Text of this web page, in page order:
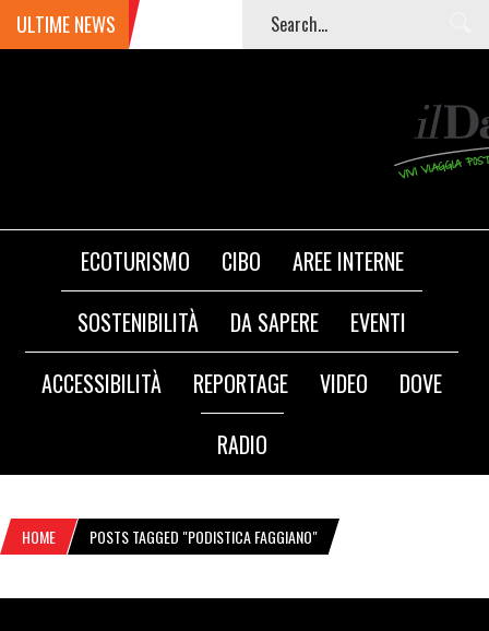
ULTIME NEWS
ECOTURISMO CIBO
AREE INTERNE
SOSTENIBILITÀ
DA SAPERE
EVENTI
ACCESSIBILITÀ
REPORTAGE VIDEO
DOVE
RADIO
HOME POSTS TAGGED "PODISTICA FAGGIANO"